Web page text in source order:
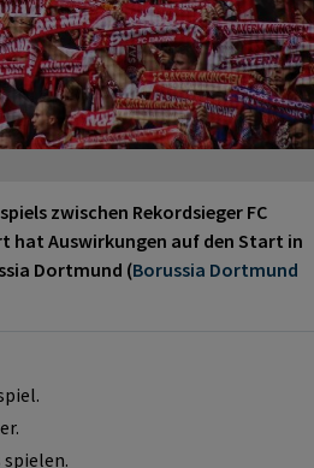
zwischen Rekordsieger FC
hat Auswirkungen auf den Start in
Dortmund (Borussia Dortmund